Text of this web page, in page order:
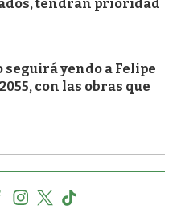
tendrán prioridad
seguirá yendo a Felipe
con las obras que